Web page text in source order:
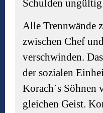
Schulden
Alle Trennwände
zwischen Chef
verschwinden.
der sozialen
Korach`s Söhnen
gleichen Geist.